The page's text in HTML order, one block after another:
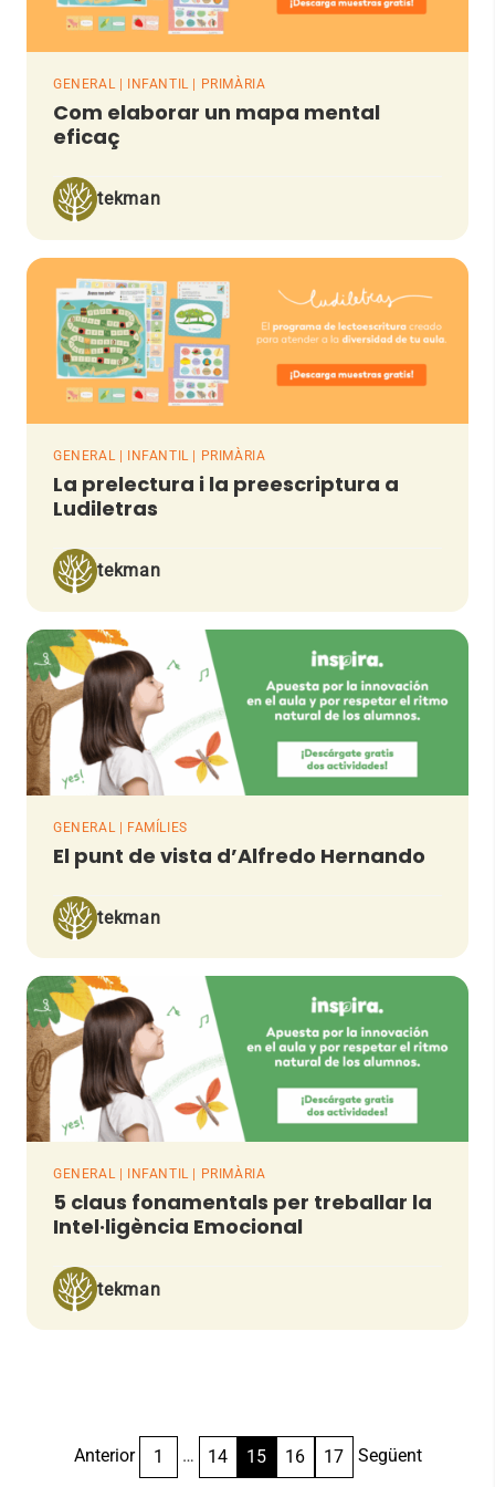
GENERAL | INFANTIL | PRIMÀRIA
Com elaborar un mapa mental
eficaç
tekman
GENERAL | INFANTIL | PRIMÀRIA
La prelectura i la preescriptura a
Ludiletras
tekman
GENERAL | FAMÍLIES
El punt de vista d’Alfredo Hernando
tekman
GENERAL | INFANTIL | PRIMÀRIA
5 claus fonamentals per treballar la
Intel·ligència Emocional
tekman
Paginació
Anterior 1 … 14 15 16 17 Següent